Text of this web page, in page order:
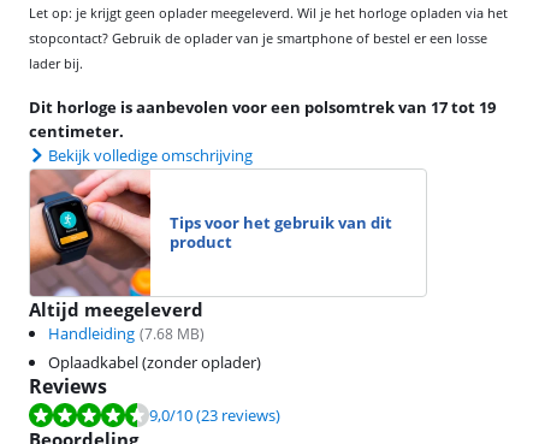
Let op: je krijgt geen oplader meegeleverd. Wil je het horloge opladen via het
stopcontact? Gebruik de oplader van je smartphone of bestel er een losse
lader bij.
Dit horloge is aanbevolen voor een polsomtrek van 17 tot 19
centimeter.
Bekijk volledige omschrijving
Tips voor het gebruik van dit
product
Altijd meegeleverd
Handleiding (7.68 MB)
Oplaadkabel (zonder oplader)
Reviews
Beoordeling is 9,0 van de 10, gebaseerd op 23 reviews.
9,0/10(23 reviews)
Beoordeling